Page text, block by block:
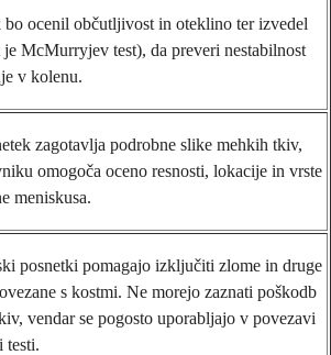
bo ocenil občutljivost in oteklino ter izvedel
je McMurryjev test), da preveri nestabilnost
v kolenu.
zagotavlja podrobne slike mehkih tkiv,
omogoča oceno resnosti, lokacije in vrste
meniskusa.
posnetki pomagajo izključiti zlome in druge
s kostmi. Ne morejo zaznati poškodb
vendar se pogosto uporabljajo v povezavi
testi.